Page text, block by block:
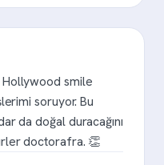
Hollywood smile
soruyor. Bu
da doğal duracağını
doctorafra. 👏